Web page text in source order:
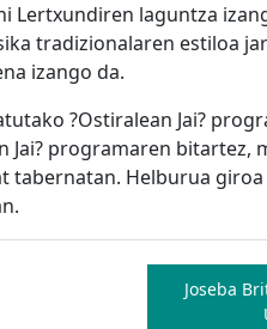
Lertxundiren laguntza
tradizionalaren estiloa
izango da.
?Ostiralean Jai?
Jai? programaren bitartez,
tabernatan. Helburua
Joseba